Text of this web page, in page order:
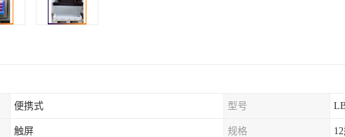
便携式 型号
触屏 规格